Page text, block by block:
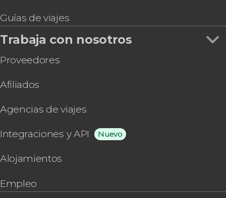
Guías de viajes
Trabaja con nosotros
Proveedores
Afiliados
Agencias de viajes
Integraciones y API Nuevo
Alojamientos
Empleo